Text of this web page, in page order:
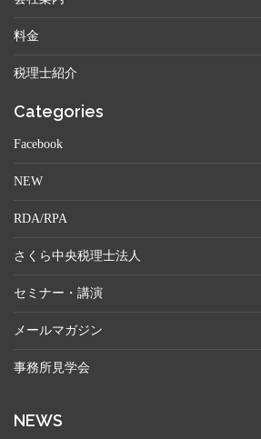
料金
税理士紹介
Categories
Facebook
NEW
RDA/RPA
さくら中央税理士法人
セミナー・講演
メールマガジン
事務所見学会
NEWS